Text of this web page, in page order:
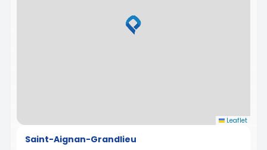
Leaflet
Saint-Aignan-Grandlieu